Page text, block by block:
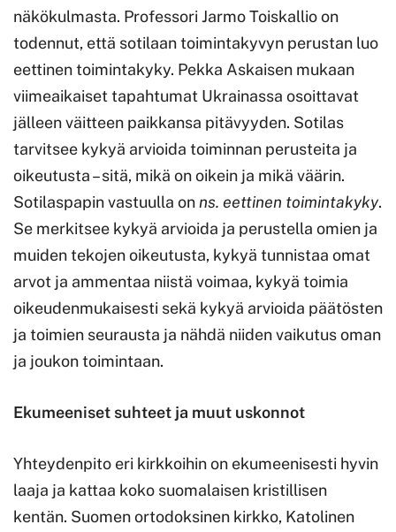
näkökulmasta. Professori Jarmo Toiskallio on
todennut, että sotilaan toimintakyvyn perustan luo
eettinen toimintakyky. Pekka Askaisen mukaan
viimeaikaiset tapahtumat Ukrainassa osoittavat
jälleen väitteen paikkansa pitävyyden. Sotilas
tarvitsee kykyä arvioida toiminnan perusteita ja
oikeutusta – sitä, mikä on oikein ja mikä väärin.
Sotilaspapin vastuulla on ns. eettinen toimintakyky.
Se merkitsee kykyä arvioida ja perustella omien ja
muiden tekojen oikeutusta, kykyä tunnistaa omat
arvot ja ammentaa niistä voimaa, kykyä toimia
oikeudenmukaisesti sekä kykyä arvioida päätösten
ja toimien seurausta ja nähdä niiden vaikutus oman
ja joukon toimintaan.
Ekumeeniset suhteet ja muut uskonnot
Yhteydenpito eri kirkkoihin on ekumeenisesti hyvin
laaja ja kattaa koko suomalaisen kristillisen
kentän. Suomen ortodoksinen kirkko, Katolinen